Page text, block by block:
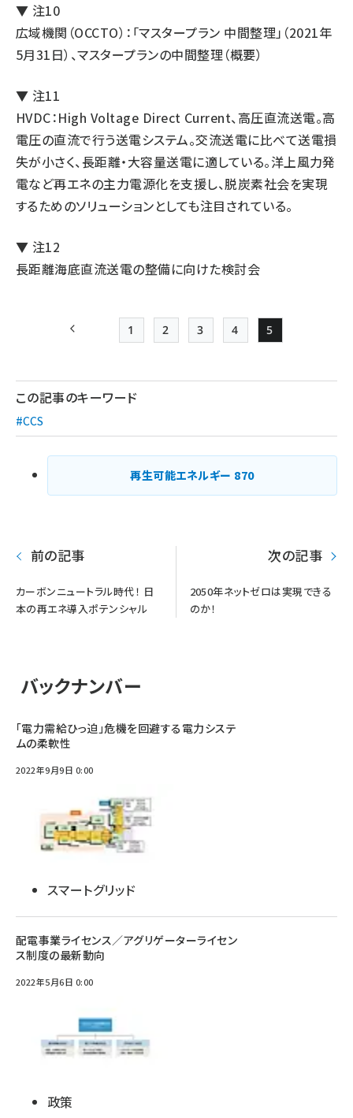
▼ 注10
広域機関（OCCTO）：「マスタープラン 中間整理」（2021年
5月31日）、マスタープランの中間整理（概要）
▼ 注11
HVDC：High Voltage Direct Current、高圧直流送電。高
電圧の直流で行う送電システム。交流送電に比べて送電損
失が小さく、長距離・大容量送電に適している。洋上風力発
電など再エネの主力電源化を支援し、脱炭素社会を実現
するためのソリューションとしても注目されている。
▼ 注12
長距離海底直流送電の整備に向けた検討会
り
前ページ Page
1
Page
2
Page
3
Page
4
Page
5
この記事のキーワード
#CCS
再生可能エネルギー 870
前の記事
カーボンニュートラル時代！ 日
本の再エネ導入ポテンシャル
次の記事
2050年ネットゼロは実現できる
のか！
バックナンバー
「電力需給ひっ迫」危機を回避する電力システ
ムの柔軟性
2022年9月9日 0:00
スマートグリッド
配電事業ライセンス／アグリゲーターライセン
ス制度の最新動向
2022年5月6日 0:00
政策